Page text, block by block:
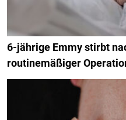
6-jährige Emmy stirbt
routinemäßiger